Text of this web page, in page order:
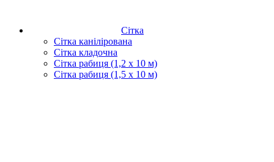
Сітка
Сітка канілірована
Сітка кладочна
Сітка рабиця (1,2 x 10 м)
Сітка рабиця (1,5 x 10 м)